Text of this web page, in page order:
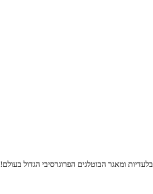
ומאגר הבוטלגים הפרוגרסיבי הגדול בעולם!